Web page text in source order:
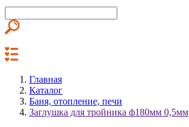
Главная
Каталог
Баня, отопление, печи
Заглушка для тройника ф180мм 0,5мм